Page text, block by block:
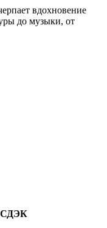
вдохновение
до музыки, от
СДЭК